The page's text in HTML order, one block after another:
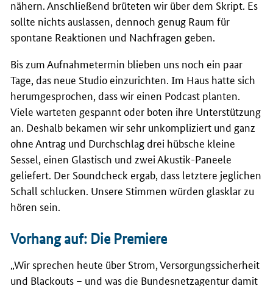
nähern. Anschließend brüteten wir über dem Skript. Es
sollte nichts auslassen, dennoch genug Raum für
spontane Reaktionen und Nachfragen geben.
Bis zum Aufnahmetermin blieben uns noch ein paar
Tage, das neue Studio einzurichten. Im Haus hatte sich
herumgesprochen, dass wir einen Podcast planten.
Viele warteten gespannt oder boten ihre Unterstützung
an. Deshalb bekamen wir sehr unkompliziert und ganz
ohne Antrag und Durchschlag drei hübsche kleine
Sessel, einen Glastisch und zwei Akustik-Paneele
geliefert. Der Soundcheck ergab, dass letztere jeglichen
Schall schlucken. Unsere Stimmen würden glasklar zu
hören sein.
Vorhang auf: Die Premiere
„Wir sprechen heute über Strom, Versorgungssicherheit
und Blackouts – und was die Bundesnetzagentur damit